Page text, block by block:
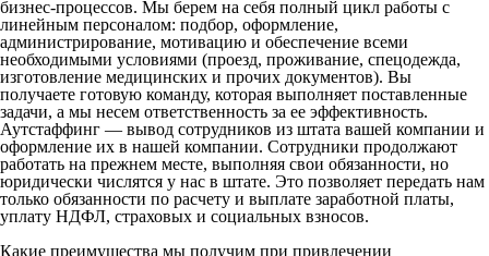
бизнес-процессов. Мы берем на себя полный цикл работы с
линейным персоналом: подбор, оформление,
администрирование, мотивацию и обеспечение всеми
необходимыми условиями (проезд, проживание, спецодежда,
изготовление медицинских и прочих документов). Вы
получаете готовую команду, которая выполняет поставленные
задачи, а мы несем ответственность за ее эффективность.
Аутстаффинг — вывод сотрудников из штата вашей компании и
оформление их в нашей компании. Сотрудники продолжают
работать на прежнем месте, выполняя свои обязанности, но
юридически числятся у нас в штате. Это позволяет передать нам
только обязанности по расчету и выплате заработной платы,
уплату НДФЛ, страховых и социальных взносов.
Какие преимущества мы получим при привлечении